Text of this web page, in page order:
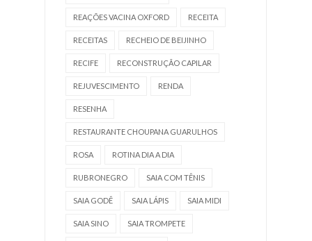
REAÇÕES VACINA OXFORD RECEITA
RECEITAS RECHEIO DE BEIJINHO
RECIFE RECONSTRUÇÃO CAPILAR
REJUVESCIMENTO RENDA
RESENHA
RESTAURANTE CHOUPANA GUARULHOS
ROSA ROTINA DIA A DIA
RUBRONEGRO SAIA COM TÊNIS
SAIA GODÊ SAIA LÁPIS SAIA MIDI
SAIA SINO SAIA TROMPETE